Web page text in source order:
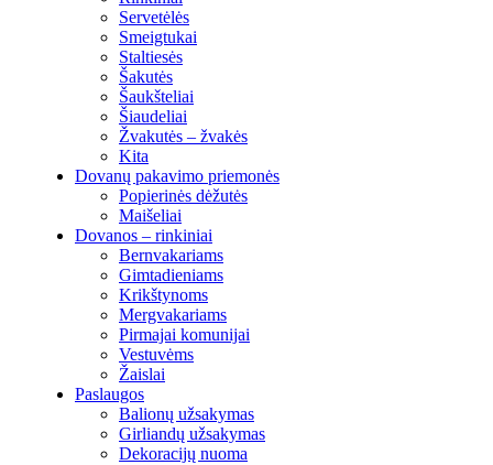
Servetėlės
Smeigtukai
Staltiesės
Šakutės
Šaukšteliai
Šiaudeliai
Žvakutės – žvakės
Kita
Dovanų pakavimo priemonės
Popierinės dėžutės
Maišeliai
Dovanos – rinkiniai
Bernvakariams
Gimtadieniams
Krikštynoms
Mergvakariams
Pirmajai komunijai
Vestuvėms
Žaislai
Paslaugos
Balionų užsakymas
Girliandų užsakymas
Dekoracijų nuoma